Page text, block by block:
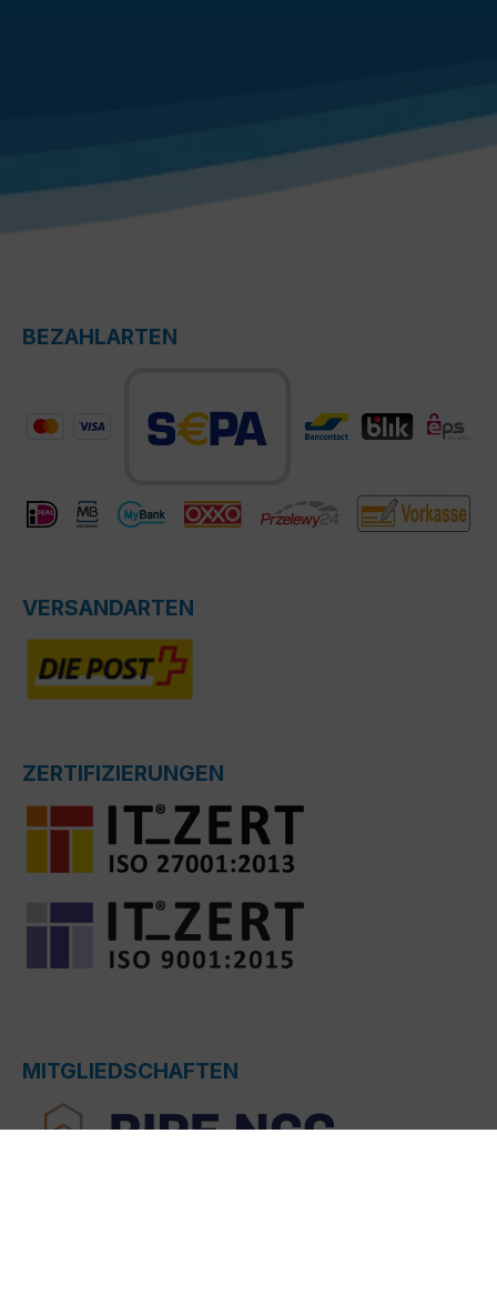
BEZAHLARTEN
VERSANDARTEN
ZERTIFIZIERUNGEN
MITGLIEDSCHAFTEN